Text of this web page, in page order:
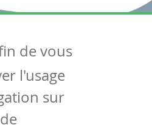
de vous
l'usage
sur